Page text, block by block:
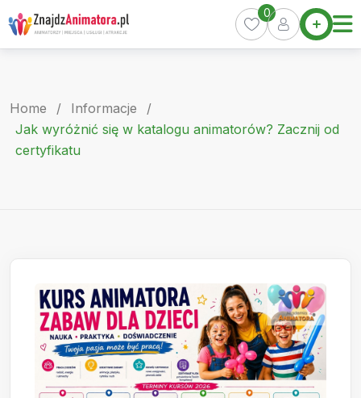
Skip
to
content
Home
Oferty
0
Home / Informacje
/
Jak wyróżnić się w katalogu animatorów? Zacznij od
certyfikatu